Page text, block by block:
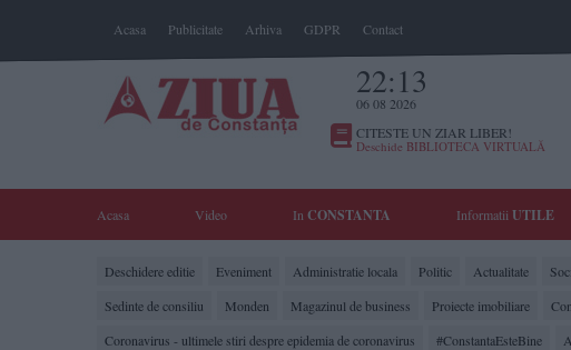
Acasa Publicitate Arhiva GDPR Contact
22:13
06 08 2026
CITESTE UN ZIAR LIBER!
Deschide BIBLIOTECA VIRTUALĂ
Acasa Video In CONSTANTA Informatii UTILE
Deschidere editie Eveniment Administratie locala Politic Actualitate
Sedinte de consiliu
Monden Magazinul de business Proiecte imobiliare
Coronavirus - ultimele stiri despre epidemia de coronavirus
#ConstantaEsteBine